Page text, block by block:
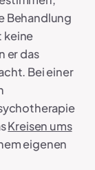
Behandlung
keine
er das
Bei einer
Kreisen ums
eigenen